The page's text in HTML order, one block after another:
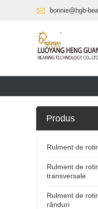
 bonnie@hgb-
Produs
Rulment de
Rulment de
transversale
Rulment de
rânduri